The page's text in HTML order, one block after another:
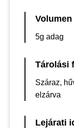
5g adag
Tárolási
Száraz,
elzárva
Lejárati